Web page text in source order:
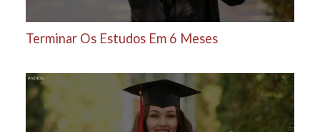
Terminar Os Estudos Em 6 Meses